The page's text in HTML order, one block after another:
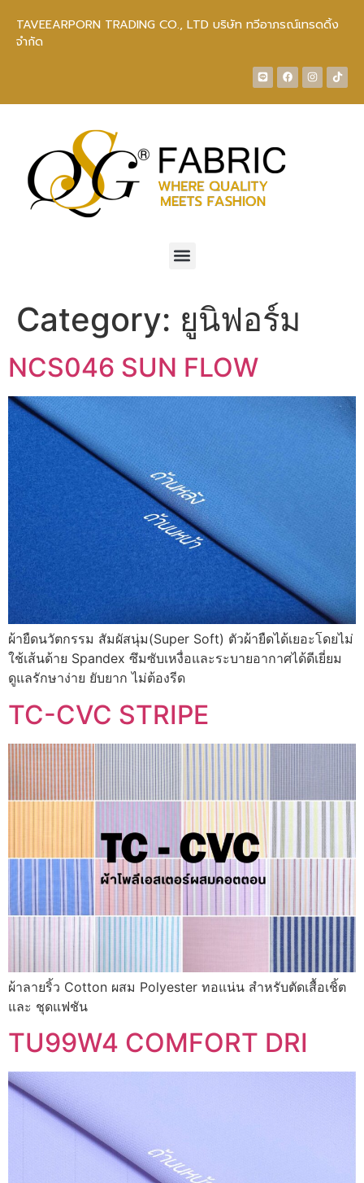
TAVEEARPORN TRADING CO., LTD บริษัท ทวีอาภรณ์เทรดดิ้ง
จำกัด
Category: ยูนิฟอร์ม
NCS046 SUN FLOW
ผ้ายืดนวัตกรรม สัมผัสนุ่ม(Super Soft) ตัวผ้ายืดได้เยอะโดยไม่
ใช้เส้นด้าย Spandex ซึมซับเหงื่อและระบายอากาศได้ดีเยี่ยม
ดูแลรักษาง่าย ยับยาก ไม่ต้องรีด
TC-CVC STRIPE
ผ้าลายริ้ว Cotton ผสม Polyester ทอแน่น สำหรับตัดเสื้อเชิ้ต
และ ชุดแฟชัน
TU99W4 COMFORT DRI